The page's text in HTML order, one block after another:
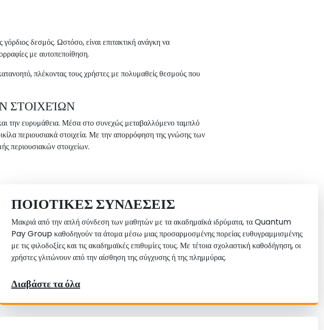
δεσμός. Ωστόσο, είναι επιτακτική ανάγκη να
με αυτοπεποίθηση.
πλέκοντας τους χρήστες με πολυμαθείς θεσμούς που
ΣΤΟΙΧΕΊΩΝ
την ευρυμάθεια. Μέσα στο συνεχώς μεταβαλλόμενο ταμπλό
περιουσιακά στοιχεία. Με την απορρόφηση της γνώσης των
περιουσιακών στοιχείων.
ΠΟΙΟΤΙΚΈΣ ΣΥΝΔΈΣΕΙΣ
Μακριά από την απλή σύνδεση των μαθητών με τα ακαδημαϊκά ιδρύματα, τα Quantum
Pay Group καθοδηγούν τα άτομα μέσω μιας προσαρμοσμένης πορείας ευθυγραμμισμένης
με τις φιλοδοξίες και τις ακαδημαϊκές επιθυμίες τους. Με τέτοια σχολαστική καθοδήγηση, οι
χρήστες γλιτώνουν από την αίσθηση της σύγχυσης ή της πλημμύρας.
Διαβάστε τα όλα